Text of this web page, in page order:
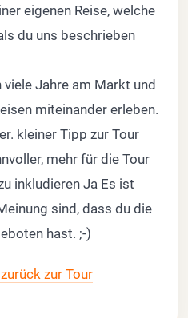
eigenen Reise, welche
du uns beschrieben
Jahre am Markt und
miteinander erleben.
kleiner Tipp zur Tour
mehr für die Tour
inkludieren Ja Es ist
sind, dass du die
hast. ;-)
zur Tour